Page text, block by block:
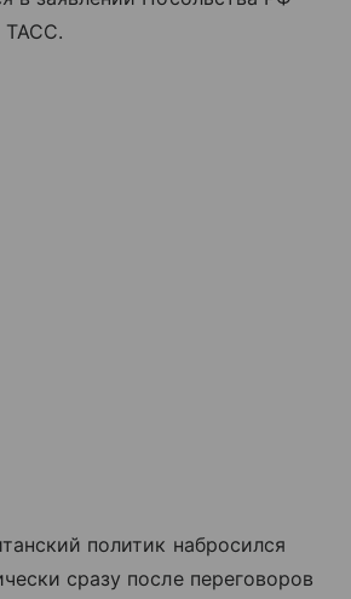
ТАСС.
политик набросился
сразу после переговоров